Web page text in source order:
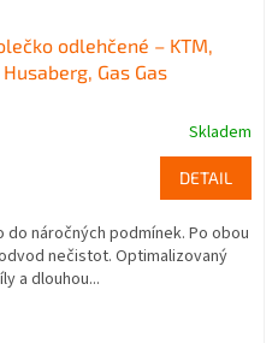
odlehčené – KTM,
Gas Gas
Skladem
DETAIL
náročných podmínek. Po obou
nečistot. Optimalizovaný
a dlouhou...